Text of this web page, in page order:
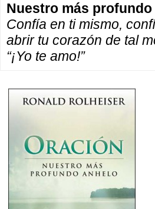
Nuestro más
Confía en ti mismo,
abrir tu corazón de tal
“¡Yo te amo!”